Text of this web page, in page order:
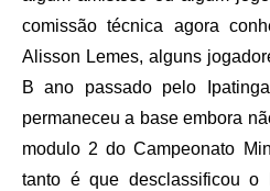
comissão técnica agora
Alisson Lemes, alguns
B ano passado pelo
permaneceu a base embora
modulo 2 do Campeonato
tanto é que desclassificou o